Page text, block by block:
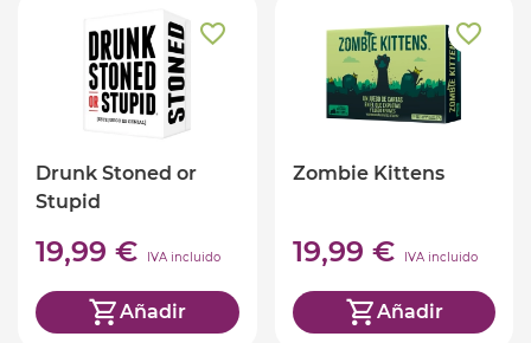
Drunk Stoned or
Stupid
19,99 € IVA incluido
Añadir
Zombie Kittens
19,99 € IVA incluido
Añadir